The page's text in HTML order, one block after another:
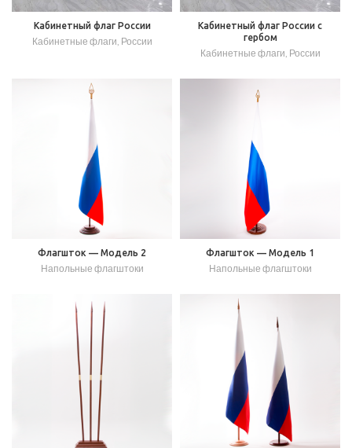
Кабинетный флаг России
Кабинетные флаги России
Кабинетный флаг России с
гербом
Кабинетные флаги России
Флагшток — Модель 2
Напольные флагштоки
Флагшток — Модель 1
Напольные флагштоки